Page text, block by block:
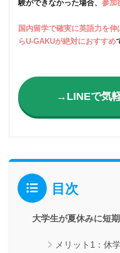
験ができなかった場合、 参加
国内留学で確実に英語力を
らU-GAKUが絶対におすすめ
→LINEで気
目次
大学生が夏休みに短
メリット1：休